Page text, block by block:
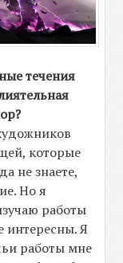
течения
которые
не знаете,
Но я
работы
интересны. Я
работы мне